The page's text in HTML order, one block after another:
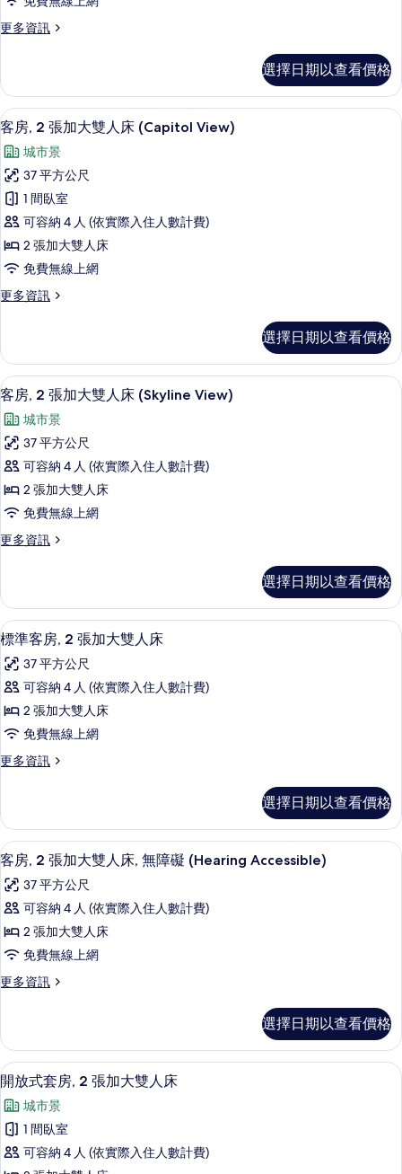
大
雙
床
(Hollywood
Sign
View)
的
所
有
相
片
更多資訊
更
2
張
加
雙
人
床
(Hollywood
Sign
View)
的
詳
選擇日期以查看價格
顯
示
客
房,
2
張
加
大
雙
床
(Capitol
View)
的
所
有
相
片
高級寢具、羽絨被、舒適加層、迷你吧
6
客房, 2 張加大雙人床 (Capitol View)
城市景
37 平方公尺
1 間臥室
可容納 4 人 (依實際入住人數計費)
2 張加大雙人床
免費無線上網
更多資訊
更
2
張
加
雙
人
(Capitol
View)
的
詳
情
選擇日期以查看價格
顯
示
客
房,
2
張
加
大
人
床
(Skyline
View)
的
所
有
相
片
高級寢具、羽絨被、舒適加層、迷你吧
6
客房, 2 張加大雙人床 (Skyline View)
城市景
37 平方公尺
可容納 4 人 (依實際入住人數計費)
2 張加大雙人床
免費無線上網
更多資訊
更
2
張
加
雙
人
(Skyline
View)
詳
選擇日期以查看價格
顯
示
標
準
客
房,
2
加
大
雙
人
床
的
所
有
高級寢具、羽絨被、舒適加層、迷你吧
6
標準客房, 2 張加大雙人床
37 平方公尺
可容納 4 人 (依實際入住人數計費)
2 張加大雙人床
免費無線上網
更多資訊
更
客
房,
2
加
大
人
床
詳
選擇日期以查看價格
顯
示
客
房,
2
張
加
雙
人
床,
無
障
礙
高級寢具、羽絨被、舒適加層、迷你吧
5
客房, 2 張加大雙人床, 無障礙 (Hearing Accessible)
37 平方公尺
可容納 4 人 (依實際入住人數計費)
2 張加大雙人床
免費無線上網
更多資訊
更
2
張
加
大
雙
人
無
選擇日期以查看價格
顯
示
開
放
式
高級寢具、羽絨被、舒適加層、迷你吧
4
開放式套房, 2 張加大雙人床
城市景
1 間臥室
可容納 4 人 (依實際入住人數計費)